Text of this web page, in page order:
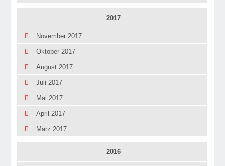
2017
November 2017
Oktober 2017
August 2017
Juli 2017
Mai 2017
April 2017
März 2017
2016